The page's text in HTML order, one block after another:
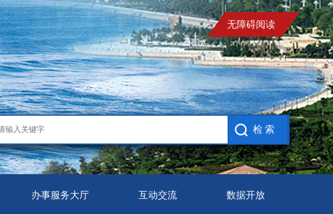
无障碍阅读
办事服务大厅 互动交流 数据开放